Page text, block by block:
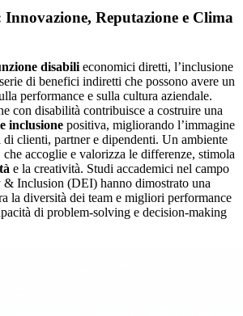
Reputazione e Clima
disabili economici diretti, l’inclusione
di benefici indiretti che possono avere un
performance e sulla cultura aziendale.
con disabilità contribuisce a costruire una
inclusione positiva, migliorando l’immagine
di clienti, partner e dipendenti. Un ambiente
accoglie e valorizza le differenze, stimola
e la creatività. Studi accademici nel campo
Inclusion (DEI) hanno dimostrato una
la diversità dei team e migliori performance
di problem-solving e decision-making